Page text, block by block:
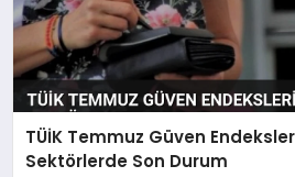
TÜİK Temmuz Güven
Sektörlerde Son Durum